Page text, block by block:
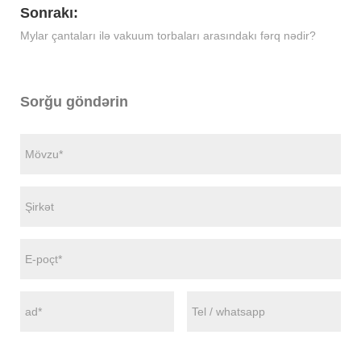
Sonrakı:
Mylar çantaları ilə vakuum torbaları arasındakı fərq nədir?
Sorğu göndərin